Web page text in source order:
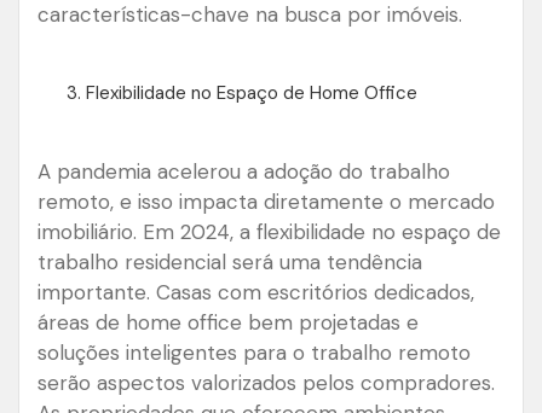
características-chave na busca por imóveis.
Flexibilidade no Espaço de Home Office
A pandemia acelerou a adoção do trabalho
remoto, e isso impacta diretamente o mercado
imobiliário. Em 2024, a flexibilidade no espaço de
trabalho residencial será uma tendência
importante. Casas com escritórios dedicados,
áreas de home office bem projetadas e
soluções inteligentes para o trabalho remoto
serão aspectos valorizados pelos compradores.